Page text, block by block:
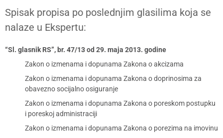
Spisak propisa po poslednjim glasilima koja se
nalaze u Ekspertu:
“Sl. glasnik RS”, br. 47/13 od 29. maja 2013. godine
Zakon o izmenama i dopunama Zakona o akcizama
Zakon o izmenama i dopunama Zakona o doprinosima za
obavezno socijalno osiguranje
Zakon o izmenama i dopunama Zakona o poreskom postupku
i poreskoj administraciji
Zakon o izmenama i dopunama Zakona o porezima na imovinu